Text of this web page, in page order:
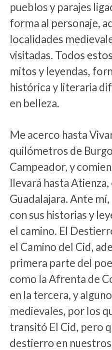
pueblos y parajes
forma al personaje,
localidades
visitadas. Todos
mitos y leyendas,
histórica y literaria
en belleza.
Me acerco hasta
quilómetros de
Campeador, y
llevará hasta
Guadalajara. Ante
con sus historias y
el camino. El
el Camino del Cid,
primera parte del
como la Afrenta de
en la tercera, y
medievales, por los
transitó El Cid, pero
destierro en